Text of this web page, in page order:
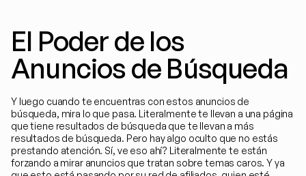
El Poder de los
Anuncios de Búsqueda
Y luego cuando te encuentras con estos anuncios de
búsqueda, mira lo que pasa. Literalmente te llevan a una página
que tiene resultados de búsqueda que te llevan a más
resultados de búsqueda. Pero hay algo oculto que no estás
prestando atención. Sí, ve eso ahí? Literalmente te están
forzando a mirar anuncios que tratan sobre temas caros. Y ya